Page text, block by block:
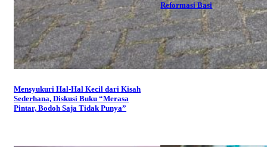
Mensyukuri Hal-Hal Kecil dari Kisah
Sederhana, Diskusi Buku “Merasa
Pintar, Bodoh Saja Tidak Punya”
Reformasi Basi